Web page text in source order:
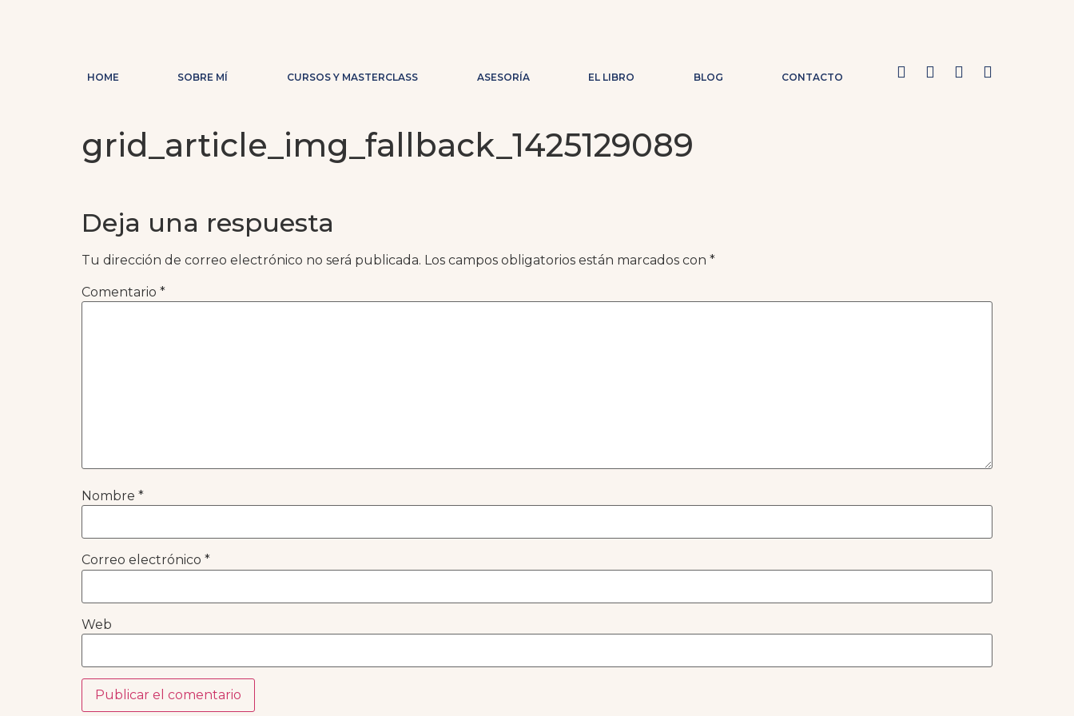
HOME SOBRE MÍ CURSOS Y MASTERCLASS ASESORÍA EL LIBRO BLOG CONTACTO
grid_article_img_fallback_1425129089
Deja una respuesta
Tu dirección de correo electrónico no será publicada. Los campos obligatorios están marcados con *
Comentario *
Nombre *
Correo electrónico *
Web